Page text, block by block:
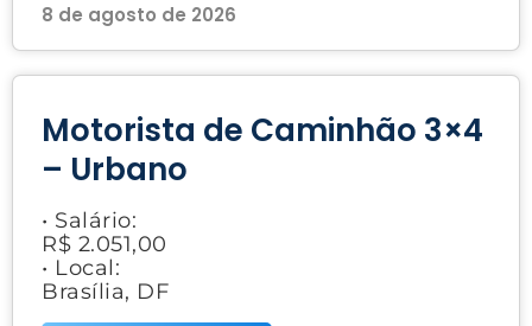
8 de agosto de 2026
Motorista de Caminhão 3×4
– Urbano
• Salário:
R$ 2.051,00
• Local:
Brasília, DF